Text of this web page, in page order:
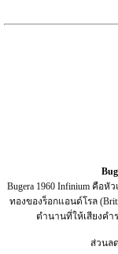
Bugera 1960 Infinium คือ
ทองของร็อกแอนด์โรล
ตำนานที่ให้เสียงคำ
ส่วนล